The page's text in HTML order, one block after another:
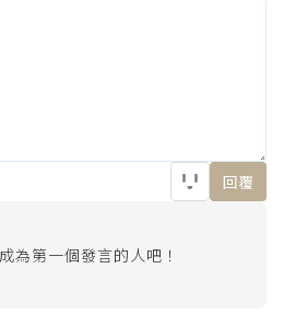
回覆
為第一個發言的人吧！